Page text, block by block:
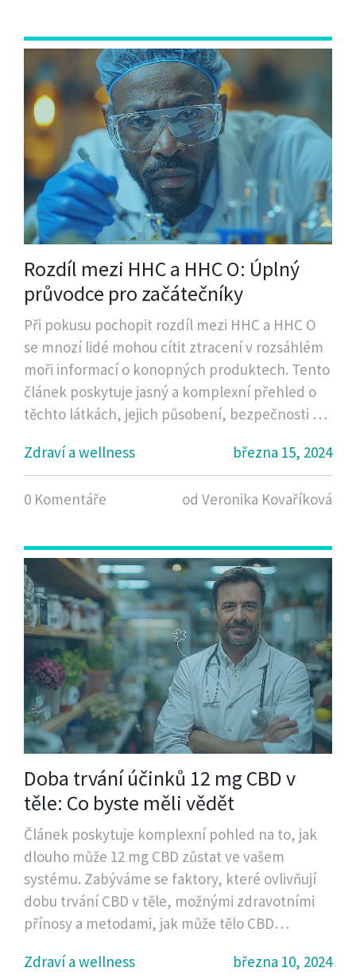
Rozdíl mezi HHC a HHC O: Úplný
průvodce pro začátečníky
Při pokusu pochopit rozdíl mezi HHC a HHC O
se mnozí lidé mohou cítit ztracení v rozsáhlém
moři informací o konopných produktech. Tento
článek poskytuje jasný a komplexní přehled o
těchto látkách, jejich působení, bezpečnosti a
průzkum jejich chemických struktur, účinků,
právního postavení a rad, jak si vybrat mezi nimi
správný produkt pro vaše potřeby.
Zdraví a wellness března 15, 2024
0 Komentáře od Veronika Kovaříková
Doba trvání účinků 12 mg CBD v
těle: Co byste měli vědět
Článek poskytuje komplexní pohled na to, jak
dlouho může 12 mg CBD zůstat ve vašem
systému. Zabýváme se faktory, které ovlivňují
dobu trvání CBD v těle, možnými zdravotními
přínosy a metodami, jak může tělo CBD
co ovlivňuje délku působení CBD a jak může být
Zdraví a wellness března 10, 2024